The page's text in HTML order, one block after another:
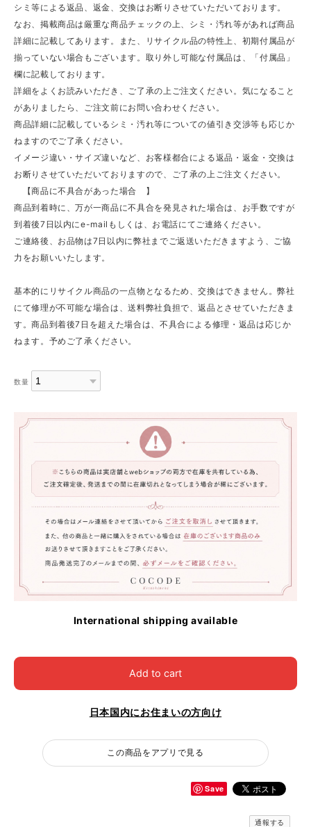
シミ等による返品、返金、交換はお断りさせていただいております。
なお、掲載商品は厳重な商品チェックの上、シミ・汚れ等があれば商品
詳細に記載してあります。また、リサイクル品の特性上、初期付属品が
揃っていない場合もございます。取り外し可能な付属品は、「付属品」
欄に記載しております。
詳細をよくお読みいただき、ご了承の上ご注文ください。気になること
がありましたら、ご注文前にお問い合わせください。
商品詳細に記載しているシミ・汚れ等についての値引き交渉等も応じか
ねますのでご了承ください。
イメージ違い・サイズ違いなど、お客様都合による返品・返金・交換は
お断りさせていただいておりますので、ご了承の上ご注文ください。
【商品に不具合があった場合 】
商品到着時に、万が一商品に不具合を発見された場合は、お手数ですが
到着後7日以内にe-mailもしくは、お電話にてご連絡ください。
ご連絡後、お品物は7日以内に弊社までご返送いただきますよう、ご協
力をお願いいたします。
基本的にリサイクル商品の一点物となるため、交換はできません。弊社
にて修理が不可能な場合は、送料弊社負担で、返品とさせていただきま
す。商品到着後7日を超えた場合は、不具合による修理・返品は応じか
ねます。予めご了承ください。
数量
International shipping available
Add to cart
日本国内にお住まいの方向け
この商品をアプリで見る
Save
通報する